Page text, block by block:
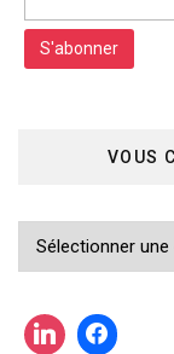
VOUS
Vous
actualité